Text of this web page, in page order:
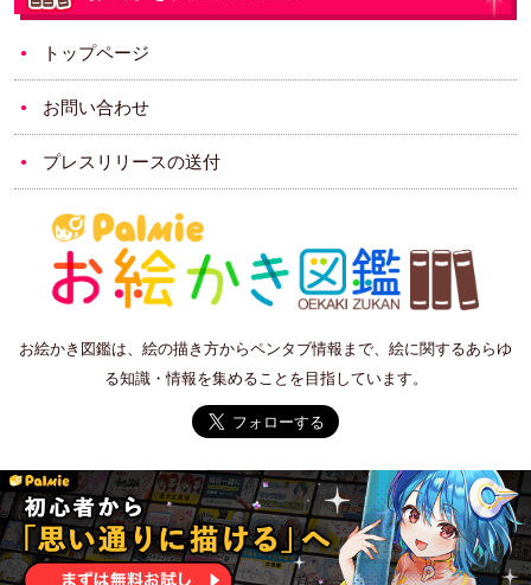
トップページ
お問い合わせ
プレスリリースの送付
お絵かき図鑑は、絵の描き方からペンタブ情報まで、絵に関するあらゆ
る知識・情報を集めることを目指しています。